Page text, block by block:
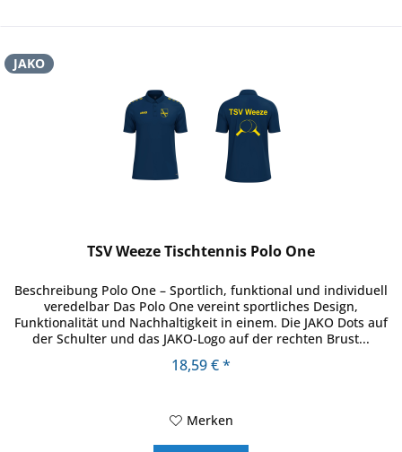
JAKO
TSV Weeze Tischtennis Polo One
Beschreibung Polo One – Sportlich, funktional und individuell
veredelbar Das Polo One vereint sportliches Design,
Funktionalität und Nachhaltigkeit in einem. Die JAKO Dots auf
der Schulter und das JAKO-Logo auf der rechten Brust...
18,59 € *
Merken